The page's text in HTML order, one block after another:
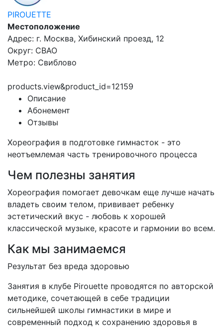
PIROUETTE
Местоположение
Адрес: г. Москва, Хибинский проезд, 12
Округ: СВАО
Метро: Свиблово
products.view&product_id=12159
Описание
Абонемент
Отзывы
Хореография в подготовке гимнасток - это
неотъемлемая часть тренировочного процесса
Чем полезны занятия
Хореография помогает девочкам еще лучше начать
владеть своим телом, прививает ребенку
эстетический вкус - любовь к хорошей
классической музыке, красоте и гармонии во всем.
Как мы занимаемся
Результат без вреда здоровью
Занятия в клубе Pirouette проводятся по авторской
методике, сочетающей в себе традиции
сильнейшей школы гимнастики в мире и
современный подход к сохранению здоровья в